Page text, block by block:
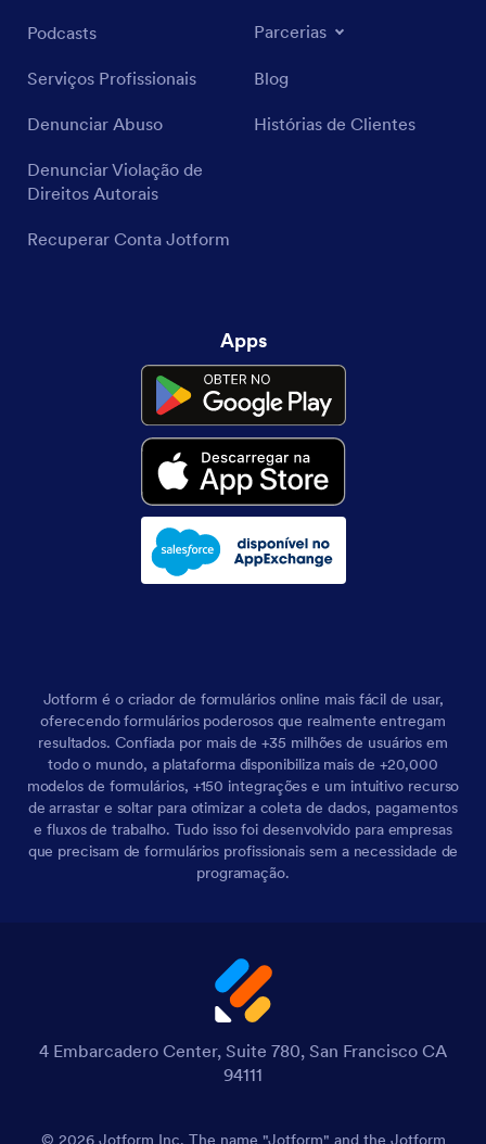
Podcasts
Serviços Profissionais
Denunciar Abuso
Denunciar Violação de
Direitos Autorais
Recuperar Conta Jotform
Parcerias
Blog
Histórias de Clientes
Apps
Jotform é o criador de formulários online mais fácil de usar,
oferecendo formulários poderosos que realmente entregam
resultados. Confiada por mais de +35 milhões de usuários em
todo o mundo, a plataforma disponibiliza mais de +20,000
modelos de formulários, +150 integrações e um intuitivo recurso
de arrastar e soltar para otimizar a coleta de dados, pagamentos
e fluxos de trabalho. Tudo isso foi desenvolvido para empresas
que precisam de formulários profissionais sem a necessidade de
programação.
4 Embarcadero Center, Suite 780, San Francisco CA
94111
© 2026 Jotform Inc. The name "Jotform" and the Jotform